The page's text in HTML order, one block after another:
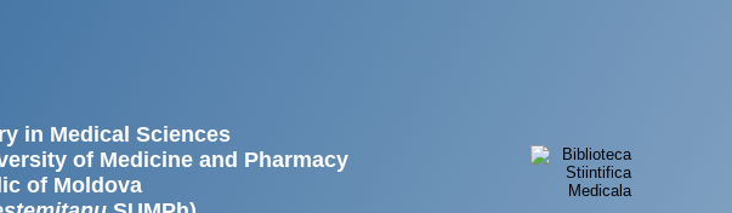
in Medical Sciences
of Medicine and Pharmacy
of Moldova